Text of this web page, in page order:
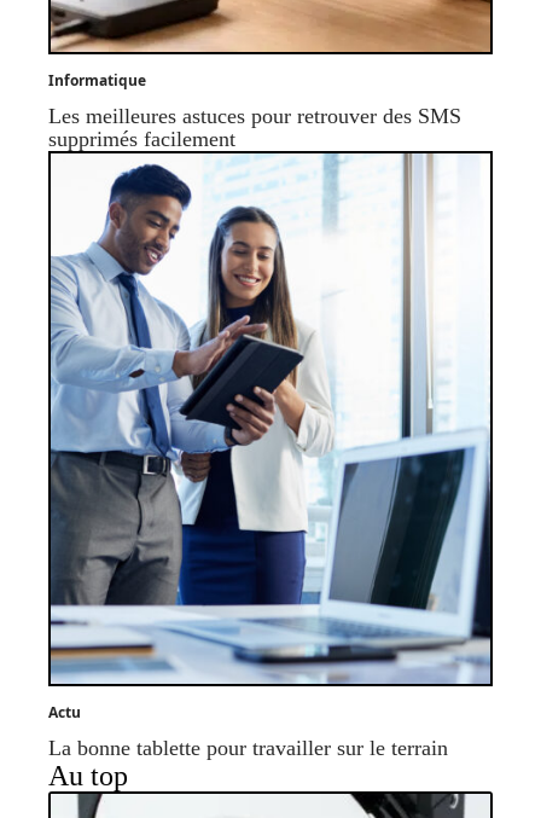
Informatique
Les meilleures astuces pour retrouver des SMS
supprimés facilement
Actu
La bonne tablette pour travailler sur le terrain
Au top